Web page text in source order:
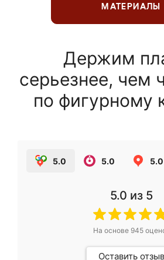
МАТЕРИАЛЫ
Держим
серьезнее, чем
по фигурному
5.0 5.0 5.0
5.0 из 5
На основе 945
Оставить отзыв